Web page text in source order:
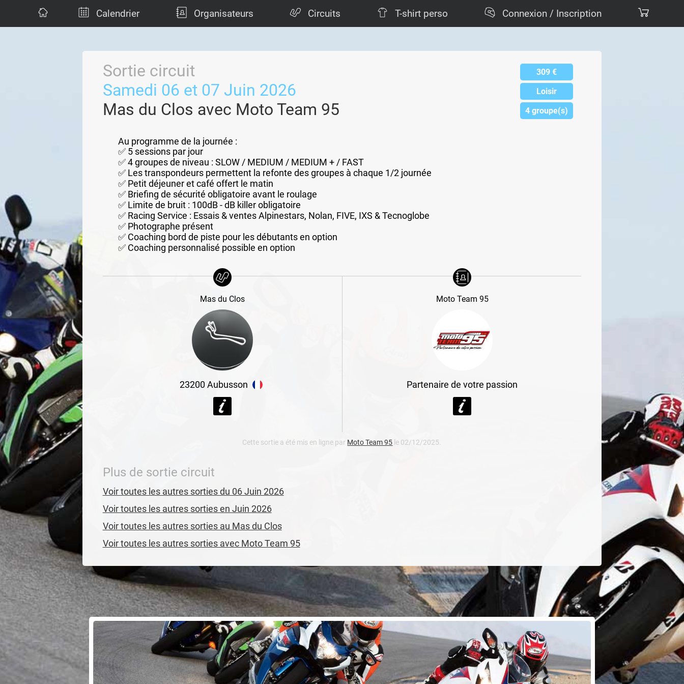
Calendrier Organisateurs Circuits T-shirt perso Connexion / Inscription
Sortie circuit
Samedi 06 et 07 Juin 2026
Mas du Clos avec Moto Team 95
Au programme de la journée :
✅ 5 sessions par jour
✅ 4 groupes de niveau : SLOW / MEDIUM / MEDIUM + / FAST
✅ Les transpondeurs permettent la refonte des groupes à chaque 1/2 journée
✅ Petit déjeuner et café offert le matin
✅ Briefing de sécurité obligatoire avant le roulage
✅ Limite de bruit : 100dB - dB killer obligatoire
✅ Racing Service : Essais & ventes Alpinestars, Nolan, FIVE, IXS & Tecnoglobe
✅ Photographe présent
✅ Coaching bord de piste pour les débutants en option
✅ Coaching personnalisé possible en option
309 €
Loisir
4 groupe(s)
Mas du Clos
23200 Aubusson
Moto Team 95
Partenaire de votre passion
Cette sortie a été mis en ligne par Moto Team 95 le 02/12/2025.
Plus de sortie circuit
Voir toutes les autres sorties du 06 Juin 2026
Voir toutes les autres sorties en Juin 2026
Voir toutes les autres sorties au Mas du Clos
Voir toutes les autres sorties avec Moto Team 95